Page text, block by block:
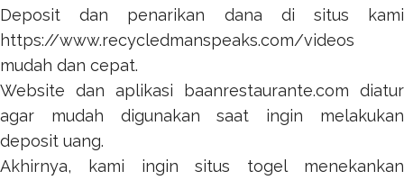
Deposit dan penarikan dana di situs kami
https://www.recycledmanspeaks.com/videos
mudah dan cepat.
Website dan aplikasi baanrestaurante.com diatur
agar mudah digunakan saat ingin melakukan
deposit uang.
Akhirnya, kami inginsitus togelmenekankan